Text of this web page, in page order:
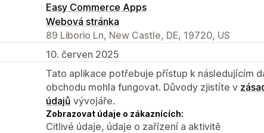
Easy Commerce Apps
Webová stránka
89 Liborio Ln, New Castle, DE, 19720, US
10. červen 2025
Tato aplikace potřebuje přístup k následujícím
obchodu mohla fungovat. Důvody zjistíte v
údajů vývojáře.
Zobrazovat údaje o zákaznících:
Citlivé údaje, údaje o zařízení a aktivitě